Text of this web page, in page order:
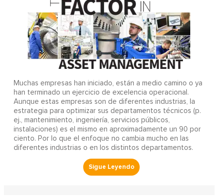
Muchas empresas han iniciado, están a medio camino o ya
han terminado un ejercicio de excelencia operacional.
Aunque estas empresas son de diferentes industrias, la
estrategia para optimizar sus departamentos técnicos (p.
ej., mantenimiento, ingeniería, servicios públicos,
instalaciones) es el mismo en aproximadamente un 90 por
ciento. Por lo que el enfoque no cambia mucho en las
diferentes industrias o en los distintos departamentos.